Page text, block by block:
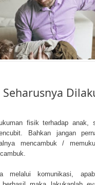
Seharusnya
fisik terhadap anak,
Bahkan jangan
mencambuk /
melalui komunikasi,